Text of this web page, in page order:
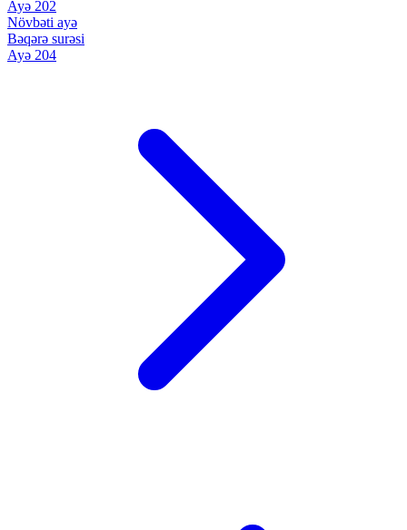
Ayə 202
Növbəti ayə
Bəqərə surəsi
Ayə 204